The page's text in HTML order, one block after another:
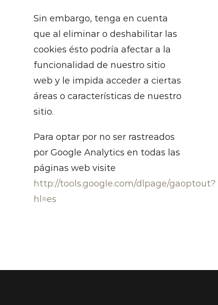
Sin embargo, tenga en cuenta
que al eliminar o deshabilitar las
cookies ésto podría afectar a la
funcionalidad de nuestro sitio
web y le impida acceder a ciertas
áreas o características de nuestro
sitio.
Para optar por no ser rastreados
por Google Analytics en todas las
páginas web visite
http://tools.google.com/dlpage/gaoptout?
hl=es